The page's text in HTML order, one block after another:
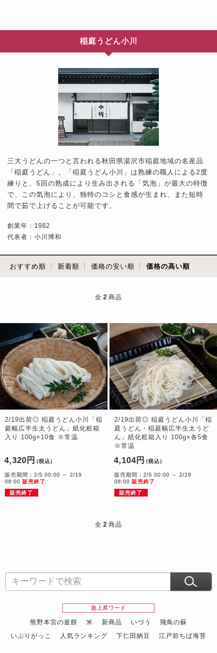
稲庭うどん小川
三大うどんの一つと言われる秋田県湯沢市稲庭地域の名産品
「稲庭うどん」。「稲庭うどん小川」は熟練の職人による2度
練りと、5回の熟成により生み出される「気泡」が最大の特徴
で、この気泡により、独特のコシと食感が生まれ、また短時
間で茹で上げることが可能です。
創業年：1982
代表者：小川博和
おすすめ順 新着順 価格の安い順 価格の高い順
全 2 商品
2/19出荷◎ 稲庭うどん小川「稲
庭幅広半生太うどん」紙化粧箱
入り 100g×10食 ※常温
4,320円 （税込）
販売期間：2/5 00:00 ～ 2/19
08:00 販売終了
販売終了
2/19出荷◎ 稲庭うどん小川「稲
庭うどん・稲庭幅広半生太うど
ん」紙化粧箱入り 100g×各5食
※常温
4,104円 （税込）
販売期間：2/5 00:00 ～ 2/19
08:00 販売終了
販売終了
全 2 商品
急上昇ワード
熊野本宮の釜餅 米 新商品 いづう
飛鳥の蘇
いぶりがっこ
人気ランキング 下仁田納豆
江戸前ちば海苔